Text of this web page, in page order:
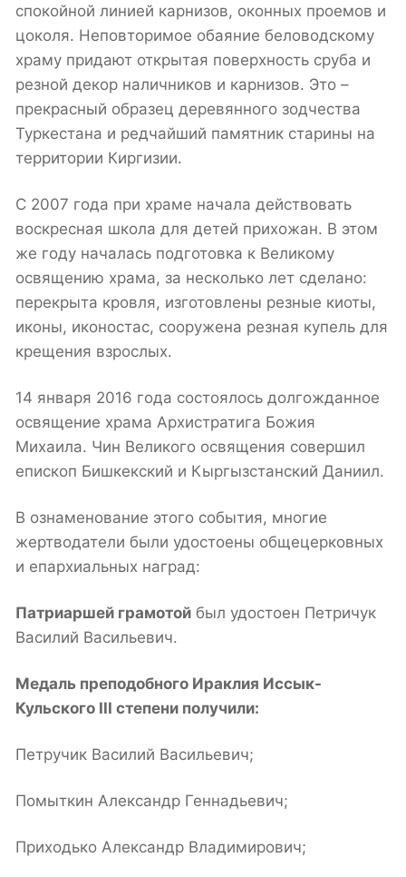
спокойной линией карнизов, оконных проемов и
цоколя. Неповторимое обаяние беловодскому
храму придают открытая поверхность сруба и
резной декор наличников и карнизов. Это –
прекрасный образец деревянного зодчества
Туркестана и редчайший памятник старины на
территории Киргизии.
С 2007 года при храме начала действовать
воскресная школа для детей прихожан. В этом
же году началась подготовка к Великому
освящению храма, за несколько лет сделано:
перекрыта кровля, изготовлены резные киоты,
иконы, иконостас, сооружена резная купель для
крещения взрослых.
14 января 2016 года состоялось долгожданное
освящение храма Архистратига Божия
Михаила. Чин Великого освящения совершил
епископ Бишкекский и Кыргызстанский Даниил.
В ознаменование этого события, многие
жертводатели были удостоены общецерковных
и епархиальных наград:
Патриаршей грамотой был удостоен Петричук
Василий Васильевич.
Медаль преподобного Ираклия Иссык-
Кульского III степени получили:
Петручик Василий Васильевич;
Помыткин Александр Геннадьевич;
Приходько Александр Владимирович;